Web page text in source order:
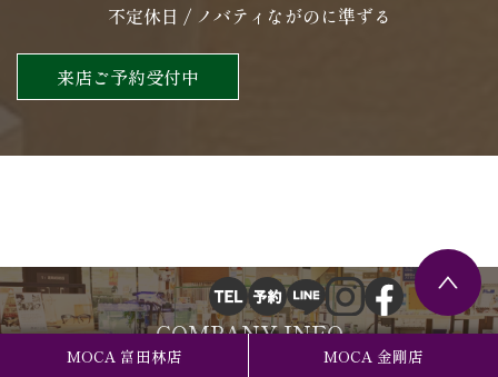
MOCA 富田林店 MOCA 金剛店
不定休日 / ノバティながのに準ずる
来店ご予約受付中
COMPANY INFO